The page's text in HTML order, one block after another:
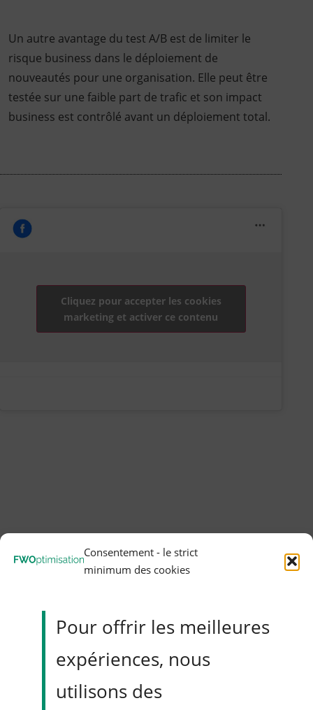
Consentement - le strict
minimum des cookies
Pour offrir les meilleures
expériences, nous
utilisons des
Un autre avantage du test A/B est de limiter le
risque business dans le déploiement de
nouveautés pour une organisation. Elle peut être
testée sur une faible part de trafic et son impact
business est contrôlé avant un déploiement total.
Cliquez pour accepter les cookies
marketing et activer ce contenu
Passez d'exécutant à architecte